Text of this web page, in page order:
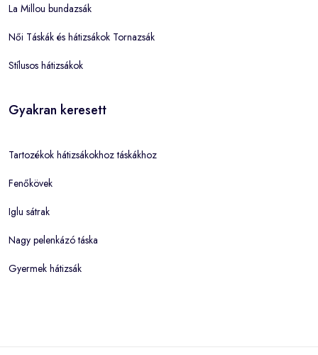
La Millou bundazsák
Női Táskák és hátizsákok Tornazsák
Stílusos hátizsákok
Gyakran keresett
Tartozékok hátizsákokhoz táskákhoz
Fenőkövek
Iglu sátrak
Nagy pelenkázó táska
Gyermek hátizsák